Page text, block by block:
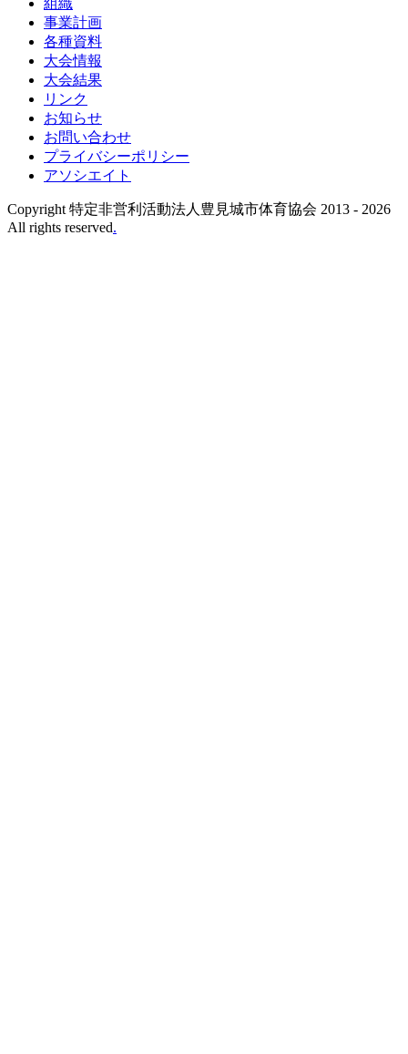
事業計画
各種資料
大会情報
大会結果
リンク
お知らせ
お問い合わせ
プライバシーポリシー
アソシエイト
Copyright 特定非営利活動法人豊見城市体育協会 2013 - 2026
All rights reserved.